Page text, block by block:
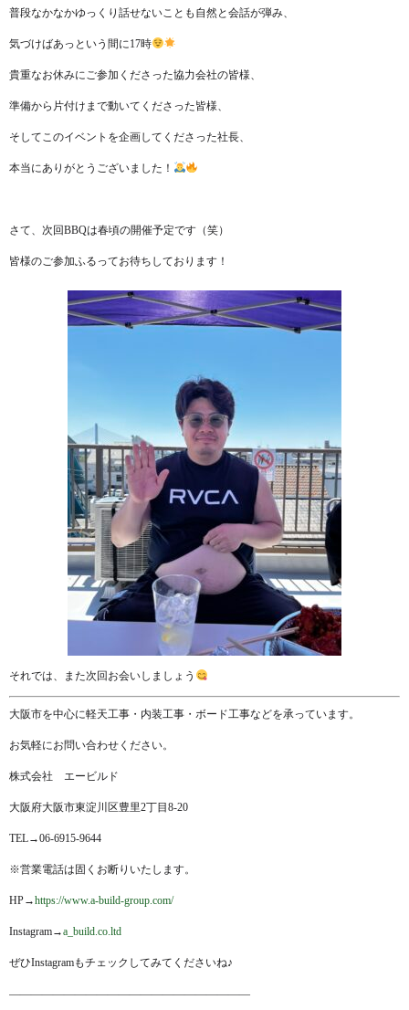
普段なかなかゆっくり話せないことも自然と会話が弾み、
気づけばあっという間に17時
貴重なお休みにご参加くださった協力会社の皆様、
準備から片付けまで動いてくださった皆様、
そしてこのイベントを企画してくださった社長、
本当にありがとうございました！
さて、次回BBQは春頃の開催予定です（笑）
皆様のご参加ふるってお待ちしております！
それでは、また次回お会いしましょう
大阪市を中心に軽天工事・内装工事・ボード工事などを承っています。
お気軽にお問い合わせください。
株式会社 エービルド
大阪府大阪市東淀川区豊里2丁目8-20
TEL→06-6915-9644
※営業電話は固くお断りいたします。
HP→https://www.a-build-group.com/
Instagram→a_build.co.ltd
ぜひInstagramもチェックしてみてくださいね♪
——————————————————————